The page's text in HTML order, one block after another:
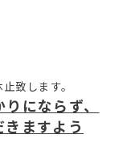
致します。
にならず、
ますよう